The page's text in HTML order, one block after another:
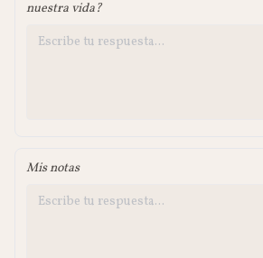
nuestra vida?
Mis notas